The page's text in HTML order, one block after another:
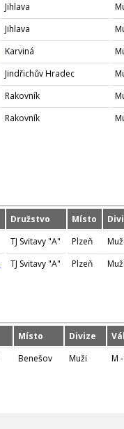
Jihlava
Jihlava
Karviná
Jindřichův Hradec
Rakovník
Rakovník
Družstvo Místo
TJ Svitavy "A" Plzeň Muži
TJ Svitavy "A" Plzeň Muži
Místo Divize
Benešov Muži M